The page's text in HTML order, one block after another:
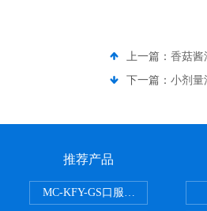
上一篇： 香菇酱
下一篇： 小剂量
推荐产品
MC-KFY-GS口服液灌装线